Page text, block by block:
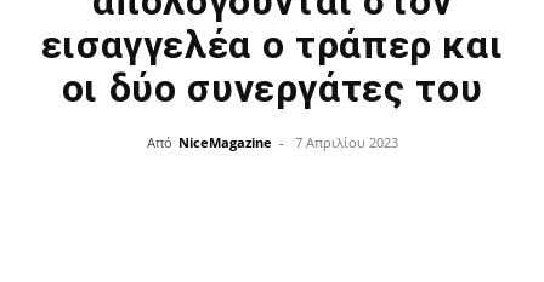
εισαγγελέα ο τράπερ και
οι δύο συνεργάτες του
Από NiceMagazine - 7 Απριλίου 2023